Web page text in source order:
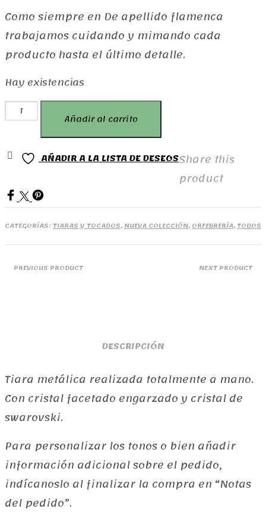
Como siempre en De apellido flamenca
trabajamos cuidando y mimando cada
producto hasta el último detalle.
Hay existencias
Tiara
cantidad
Añadir al carrito
AÑADIR A LA LISTA DE DESEOSShare this
product
CATEGORÍAS:TIARAS Y TOCADOS,NUEVA COLECCIÓN,ORFEBRERÍA,TODOS
PREVIOUS PRODUCT NEXT PRODUCT
DESCRIPCIÓN
Tiara metálica realizada totalmente a mano.
Con cristal facetado engarzado y cristal de
swarovski.
Para personalizar los tonos o bien añadir
información adicional sobre el pedido,
indícanoslo al finalizar la compra en “Notas
del pedido”.